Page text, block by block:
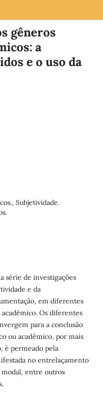
gêneros
a
e o uso da
Subjetividade.
série de investigações
e da
em diferentes
Os diferentes
para a conclusão
ou acadêmico, por mais
é permeado pela
no entrelaçamento
modal, entre outros